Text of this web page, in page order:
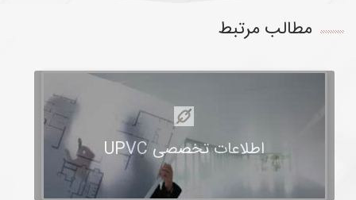
مطالب مرتبط
اطلاعات تخصصی UPVC